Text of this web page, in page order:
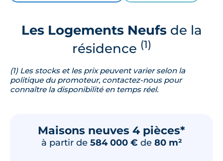
Les Logements Neufsde la
résidence (1)
(1) Les stocks et les prix peuvent varier selon la
politique du promoteur, contactez-nous pour
connaître la disponibilité en temps réel.
Maisons neuves 4 pièces*
à partir de 584 000 € de 80 m²